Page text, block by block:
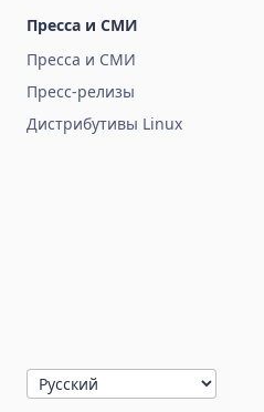
Пресса и СМИ
Пресса и СМИ
Пресс-релизы
Дистрибутивы Linux